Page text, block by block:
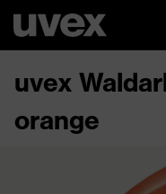
uvex
orange